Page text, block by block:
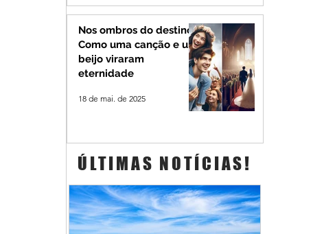
Nos ombros do destino:
Como uma canção e um
beijo viraram
eternidade
18 de mai. de 2025
ÚLTIMAS NOTÍCIAS!